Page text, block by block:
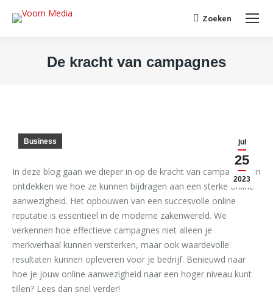
Search:
Zoeken
De kracht van campagnes
jul
25
2023
Business
In deze blog gaan we dieper in op de kracht van campagnes en
ontdekken we hoe ze kunnen bijdragen aan een sterke online
aanwezigheid. Het opbouwen van een succesvolle online
reputatie is essentieel in de moderne zakenwereld. We
verkennen hoe effectieve campagnes niet alleen je
merkverhaal kunnen versterken, maar ook waardevolle
resultaten kunnen opleveren voor je bedrijf. Benieuwd naar
hoe je jouw online aanwezigheid naar een hoger niveau kunt
tillen? Lees dan snel verder!